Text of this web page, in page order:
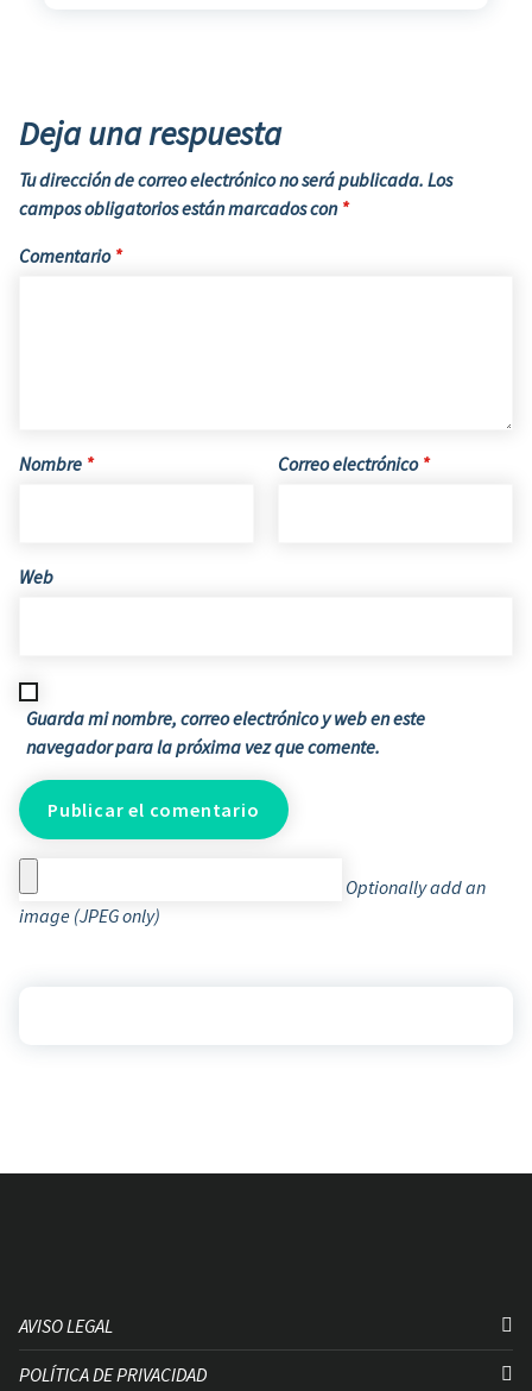
Deja una respuesta
Tu dirección de correo electrónico no será publicada. Los
campos obligatorios están marcados con *
Comentario *
Nombre * Correo electrónico *
Web
Guarda mi nombre, correo electrónico y web en este
navegador para la próxima vez que comente.
Optionally add an
image (JPEG only)
AVISO LEGAL
POLÍTICA DE PRIVACIDAD